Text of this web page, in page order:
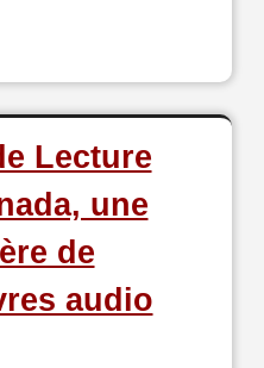
Lecture
une
de
audio